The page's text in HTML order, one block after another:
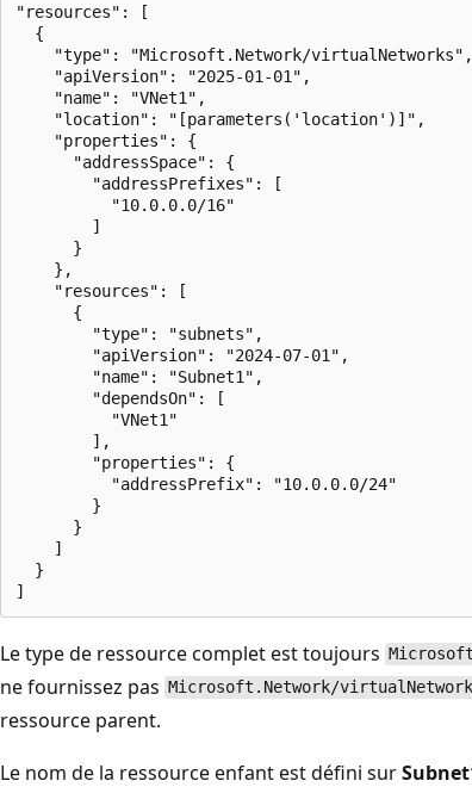
"resources": [
  {
    "type": "Microsoft.Network/virtualNetworks",
    "apiVersion": "2025-01-01",
    "name": "VNet1",
    "location": "[parameters('location')]",
    "properties": {
      "addressSpace": {
        "addressPrefixes": [
          "10.0.0.0/16"
        ]
      }
    },
    "resources": [
      {
        "type": "subnets",
        "apiVersion": "2024-07-01",
        "name": "Subnet1",
        "dependsOn": [
          "VNet1"
        ],
        "properties": {
          "addressPrefix": "10.0.0.0/24"
        }
      }
    ]
  }
Le type de ressource complet est toujours
ne fournissez pas Microsoft.Network/
ressource parent.
Le nom de la ressource enfant est défini sur